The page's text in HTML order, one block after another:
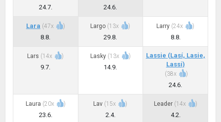
24.7. 24.6.
Lara (47x )
8.8.
Largo (13x )
29.8.
Larry (24x )
8.8.
Lars (14x )
9.7.
Lasky (13x )
14.9.
Lassie (Lasí, Lasie,
Lassi)
(38x )
24.6.
Laura (20x )
23.6.
Lav (15x )
2.4.
Leader (14x )
4.2.